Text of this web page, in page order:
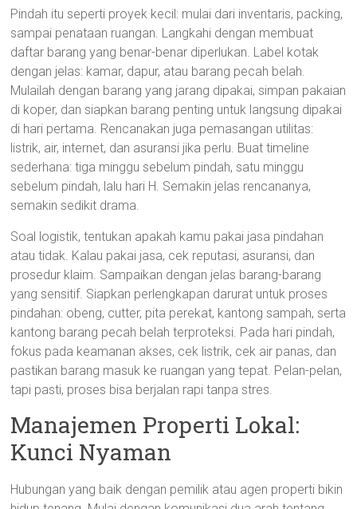
Pindah itu seperti proyek kecil: mulai dari inventaris, packing,
sampai penataan ruangan. Langkahi dengan membuat
daftar barang yang benar-benar diperlukan. Label kotak
dengan jelas: kamar, dapur, atau barang pecah belah.
Mulailah dengan barang yang jarang dipakai, simpan pakaian
di koper, dan siapkan barang penting untuk langsung dipakai
di hari pertama. Rencanakan juga pemasangan utilitas:
listrik, air, internet, dan asuransi jika perlu. Buat timeline
sederhana: tiga minggu sebelum pindah, satu minggu
sebelum pindah, lalu hari H. Semakin jelas rencananya,
semakin sedikit drama.
Soal logistik, tentukan apakah kamu pakai jasa pindahan
atau tidak. Kalau pakai jasa, cek reputasi, asuransi, dan
prosedur klaim. Sampaikan dengan jelas barang-barang
yang sensitif. Siapkan perlengkapan darurat untuk proses
pindahan: obeng, cutter, pita perekat, kantong sampah, serta
kantong barang pecah belah terproteksi. Pada hari pindah,
fokus pada keamanan akses, cek listrik, cek air panas, dan
pastikan barang masuk ke ruangan yang tepat. Pelan-pelan,
tapi pasti, proses bisa berjalan rapi tanpa stres.
Manajemen Properti Lokal:
Kunci Nyaman
Hubungan yang baik dengan pemilik atau agen properti bikin